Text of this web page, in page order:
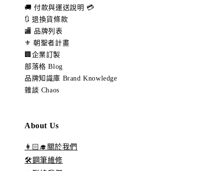
🚚 付款與運送說明 💳
🔃 退換貨條款
🏬 品牌列表
⚜️ 朝聖者計畫
🏢企業訂製
部落格 Blog
品牌知識庫 Brand Knowledge
雜談 Chaos
About Us
👩🏻‍🎓關於我們
🛠️鋼筆維修